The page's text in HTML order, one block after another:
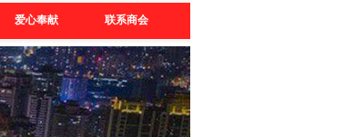
爱心奉献 联系商会